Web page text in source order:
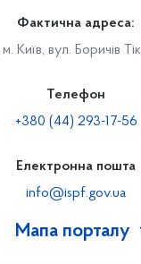
Мапа порталу
Фактична адреса:
Київ, вул. Боричів
Телефон
+380 (44) 293-17-56
Електронна пошта
info@ispf.gov.ua